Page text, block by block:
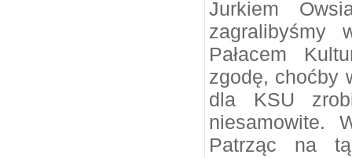
Jurkiem
Pałacem
zgodę, choćby
dla KSU
niesamowite.
Patrząc na